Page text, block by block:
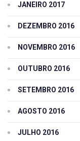
JANEIRO 2017
DEZEMBRO 2016
NOVEMBRO 2016
OUTUBRO 2016
SETEMBRO 2016
AGOSTO 2016
JULHO 2016